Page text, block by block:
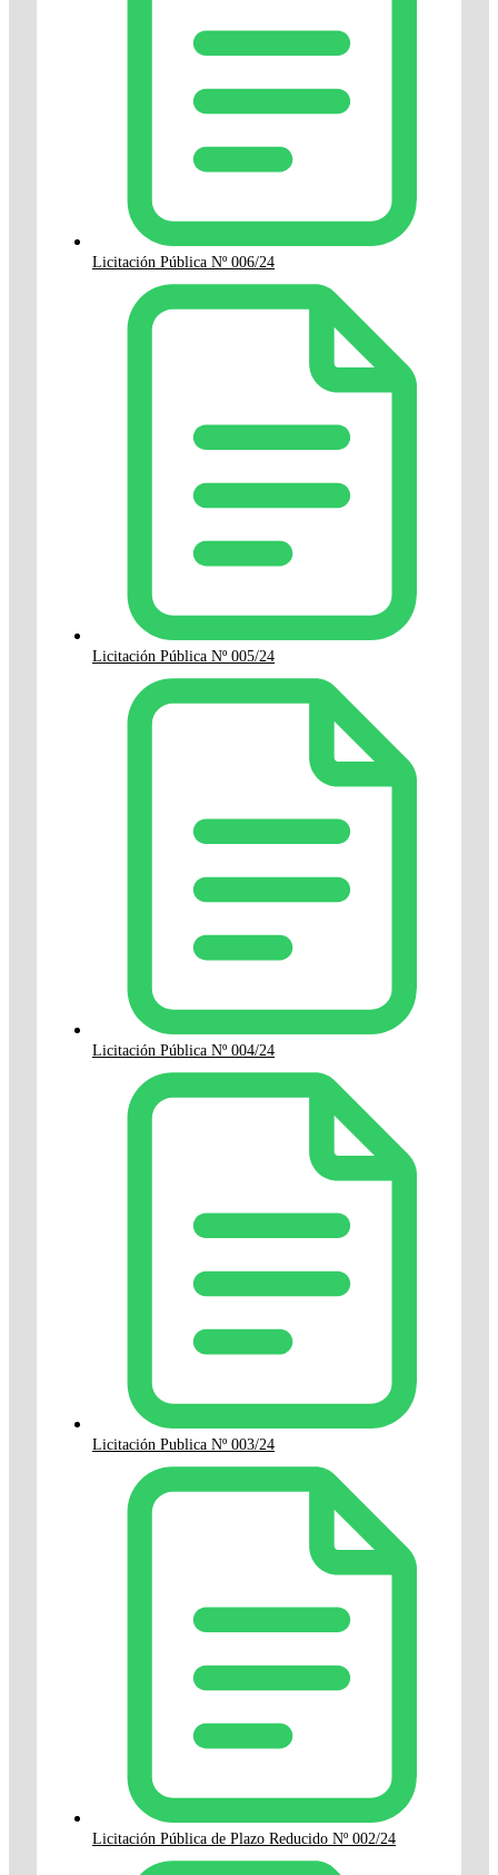
Licitación Pública Nº 006/24
Licitación Pública Nº 005/24
Licitación Pública Nº 004/24
Licitación Publica Nº 003/24
Licitación Pública de Plazo Reducido Nº 002/24